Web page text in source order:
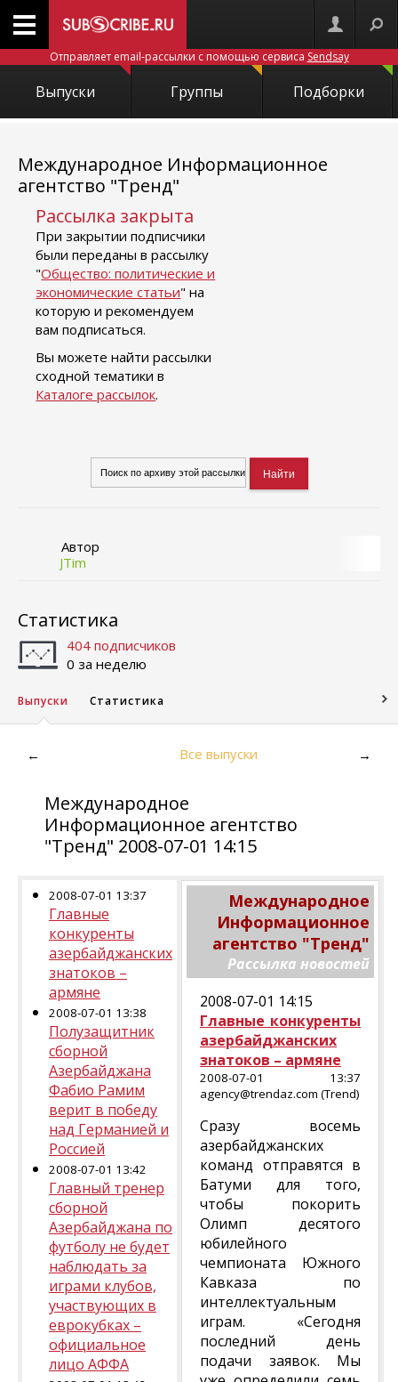
Отправляет email-рассылки с помощью сервиса Sendsay
Выпуски Группы Подборки
Международное Информационное
агентство "Тренд"
Рассылка закрыта
При закрытии подписчики
были переданы в рассылку
"Общество: политические и
экономические статьи" на
которую и рекомендуем
вам подписаться.
Вы можете найти рассылки
сходной тематики в
Каталоге рассылок.
Автор
JTim
Статистика
404 подписчиков
0 за неделю
Выпуски Статистика
← Все выпуски →
Международное
Информационное агентство
"Тренд" 2008-07-01 14:15
2008-07-01 13:37
Главные
конкуренты
азербайджанских
знатоков –
армяне
2008-07-01 13:38
Полузащитник
сборной
Азербайджана
Фабио Рамим
верит в победу
над Германией и
Россией
2008-07-01 13:42
Главный тренер
сборной
Азербайджана по
футболу не будет
наблюдать за
играми клубов,
участвующих в
еврокубках –
официальное
лицо АФФА
Международное
Информационное
агентство "Тренд"
Рассылка новостей
2008-07-01 14:15
Главные конкуренты
азербайджанских
знатоков – армяне
2008-07-01 13:37
agency@trendaz.com (Trend)
Сразу восемь
азербайджанских
команд отправятся в
Батуми для того,
чтобы покорить
Олимп десятого
юбилейного
чемпионата Южного
Кавказа по
интеллектуальным
играм. «Сегодня
последний день
подачи заявок. Мы